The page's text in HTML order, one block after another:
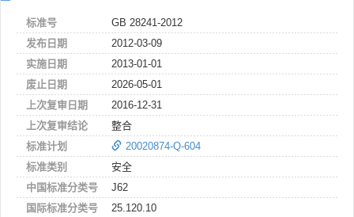
标准号
GB 28241-2012
发布日期
2012-03-09
实施日期
2013-01-01
废止日期
2026-05-01
上次复审日期
2016-12-31
上次复审结论
整合
标准计划
20020874-Q-604
标准类别
安全
中国标准分类号
J62
国际标准分类号
25.120.10